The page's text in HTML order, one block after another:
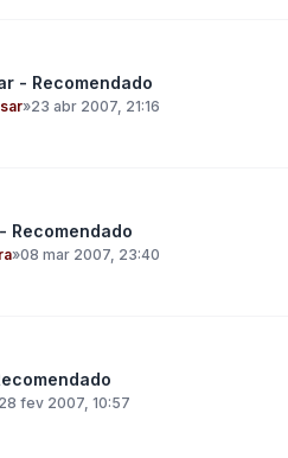
- Recomendado
»23 abr 2007, 21:16
Recomendado
»08 mar 2007, 23:40
28 fev 2007, 10:57